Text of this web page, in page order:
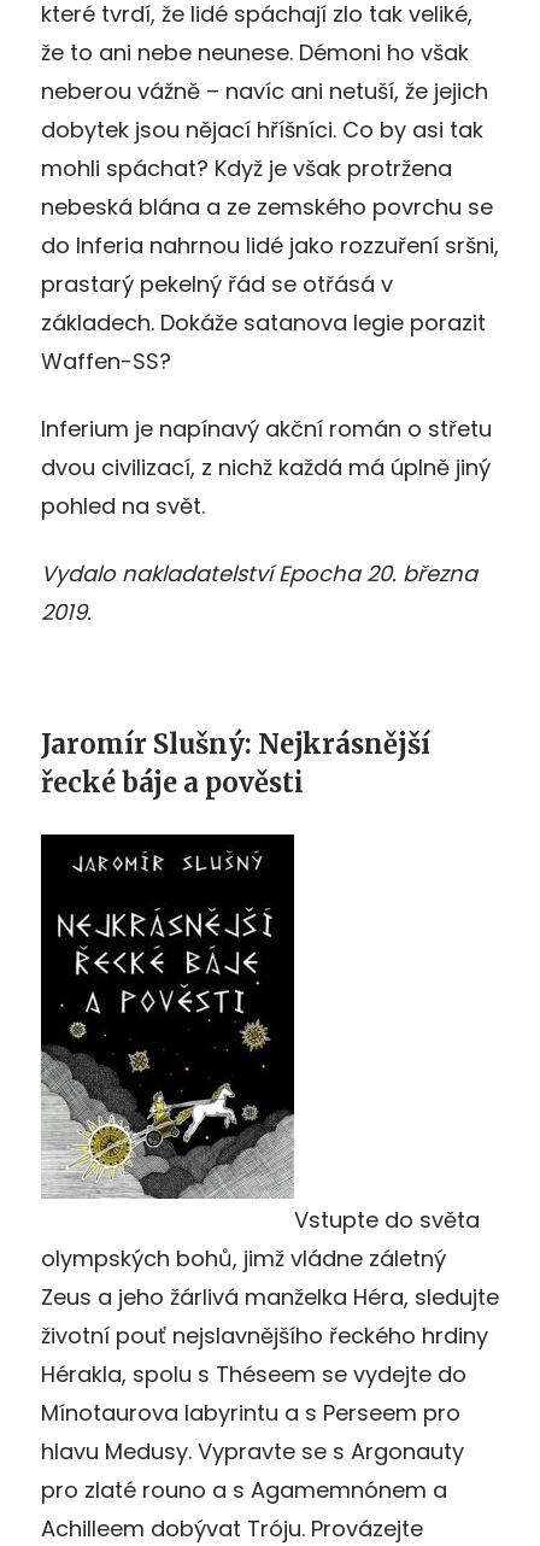
které tvrdí, že lidé spáchají zlo tak veliké,
že to ani nebe neunese. Démoni ho však
neberou vážně – navíc ani netuší, že jejich
dobytek jsou nějací hříšníci. Co by asi tak
mohli spáchat? Když je však protržena
nebeská blána a ze zemského povrchu se
do Inferia nahrnou lidé jako rozzuření sršni,
prastarý pekelný řád se otřásá v
základech. Dokáže satanova legie porazit
Waffen-SS?
Inferium je napínavý akční román o střetu
dvou civilizací, z nichž každá má úplně jiný
pohled na svět.
Vydalo nakladatelství Epocha 20. března
2019.
Jaromír Slušný: Nejkrásnější
řecké báje a pověsti
Vstupte do světa
olympských bohů, jimž vládne záletný
Zeus a jeho žárlivá manželka Héra, sledujte
životní pouť nejslavnějšího řeckého hrdiny
Hérakla, spolu s Théseem se vydejte do
Mínotaurova labyrintu a s Perseem pro
hlavu Medusy. Vypravte se s Argonauty
pro zlaté rouno a s Agamemnónem a
Achilleem dobývat Tróju. Provázejte